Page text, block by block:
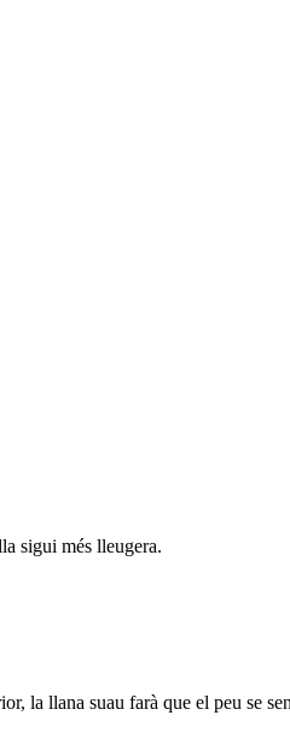
sigui més lleugera.
la llana suau farà que el peu se